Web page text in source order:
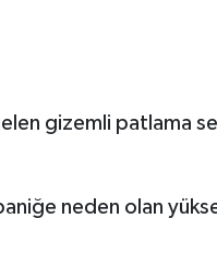
gizemli patlama
neden olan